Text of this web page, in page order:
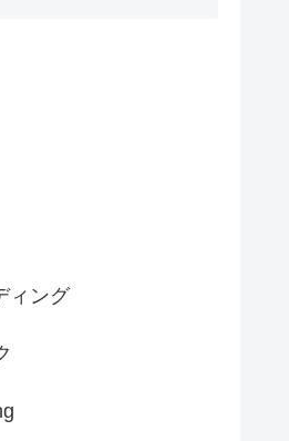
ィング